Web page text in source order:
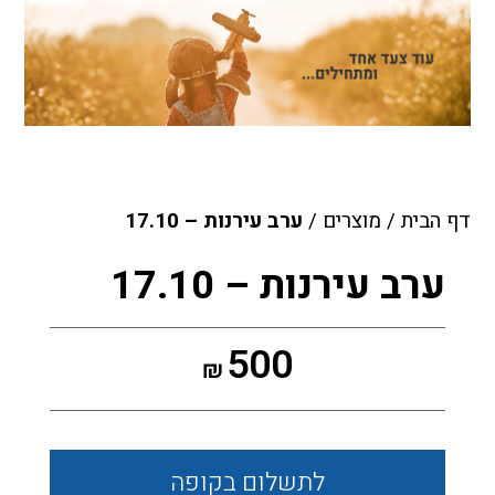
דף הבית / מוצרים / ערב עירנות – 17.10
ערב עירנות – 17.10
₪500
לתשלום בקופה